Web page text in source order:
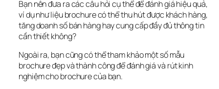
Bạn nên đưa ra các câu hỏi cụ thể để đánh giá hiệu quả,
ví dụ như liệu brochure có thể thu hút được khách hàng,
tăng doanh số bán hàng hay cung cấp đầy đủ thông tin
cần thiết không?
Ngoài ra, bạn cũng có thể tham khảo một số mẫu
brochure đẹp và thành công để đánh giá và rút kinh
nghiệm cho brochure của bạn.